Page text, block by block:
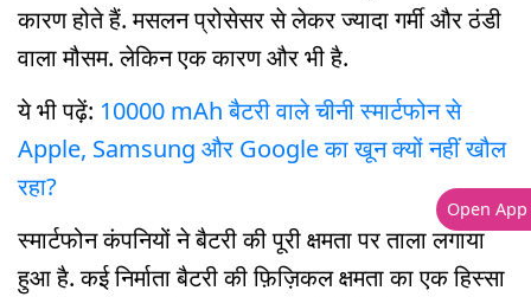
कारण होते हैं. मसलन प्रोसेसर से लेकर ज्यादा गर्मी और ठंडी
वाला मौसम. लेकिन एक कारण और भी है.
ये भी पढ़ें: 10000 mAh बैटरी वाले चीनी स्मार्टफोन से
Apple, Samsung और Google का खून क्यों नहीं खौल
रहा?
स्मार्टफोन कंपनियों ने बैटरी की पूरी क्षमता पर ताला लगाया
हुआ है. कई निर्माता बैटरी की फ़िज़िकल क्षमता का एक हिस्सा
Open App